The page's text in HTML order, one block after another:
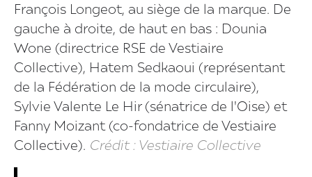
François Longeot, au siège de la marque. De
gauche à droite, de haut en bas : Dounia
Wone (directrice RSE de Vestiaire
Collective), Hatem Sedkaoui (représentant
de la Fédération de la mode circulaire),
Sylvie Valente Le Hir (sénatrice de l'Oise) et
Fanny Moizant (co-fondatrice de Vestiaire
Collective). Crédit : Vestiaire Collective